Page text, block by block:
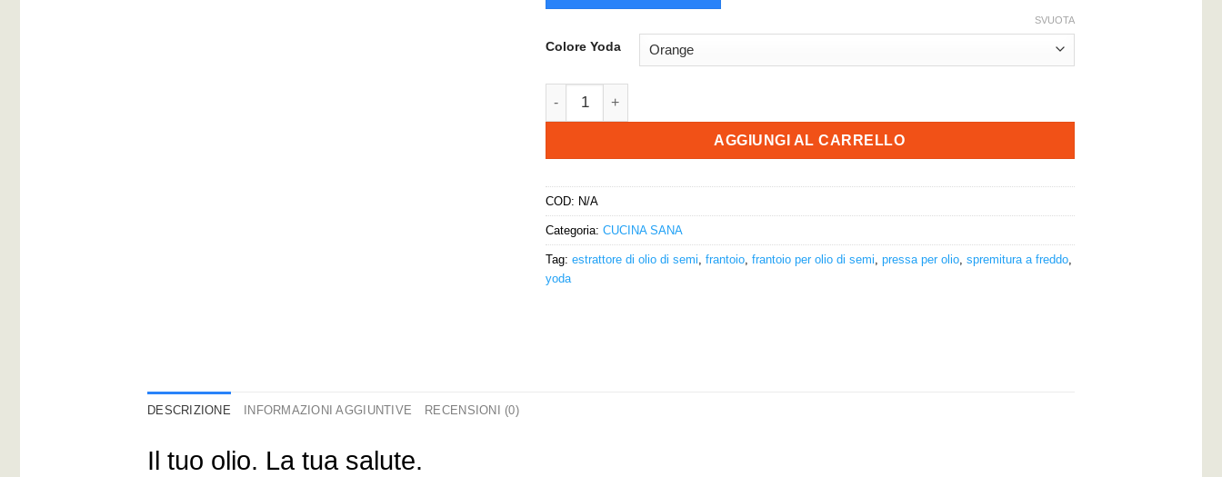
Colore Yoda
SVUOTA
Yoda, pressa-frantoio per olio di semi a freddo quantità
AGGIUNGI AL CARRELLO
COD: N/A
Categoria: CUCINA SANA
Tag: estrattore di olio di semi, frantoio, frantoio per olio di semi, pressa per olio, spremitura a freddo,
yoda
DESCRIZIONE INFORMAZIONI AGGIUNTIVE RECENSIONI (0)
Il tuo olio. La tua salute.